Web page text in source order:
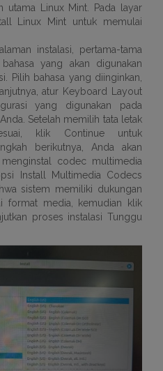
utama Linux Mint. Pada layar
Linux Mint untuk memulai
instalasi, pertama-tama
yang akan digunakan
Pilih bahasa yang diinginkan,
atur Keyboard Layout
yang digunakan pada
Setelah memilih tata letak
klik Continue untuk
berikutnya, Anda akan
codec multimedia
Install Multimedia Codecs
sistem memiliki dukungan
format media, kemudian klik
proses instalasi Tunggu